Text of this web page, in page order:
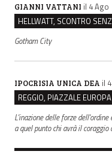
GIANNI VATTANI il 4 Ago
Gotham City
IPOCRISIA UNICA DEA il
L'inazione delle forze
a quel punto chi avrà il